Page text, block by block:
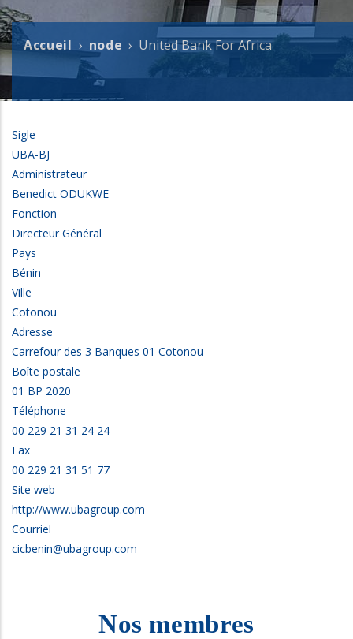
Fil
d'Ariane
Accueil node United Bank For Africa
Sigle
UBA-BJ
Administrateur
Benedict ODUKWE
Fonction
Directeur Général
Pays
Bénin
Ville
Cotonou
Adresse
Carrefour des 3 Banques 01 Cotonou
Boîte postale
01 BP 2020
Téléphone
00 229 21 31 24 24
Fax
00 229 21 31 51 77
Site web
http://www.ubagroup.com
Courriel
cicbenin@ubagroup.com
Nos membres